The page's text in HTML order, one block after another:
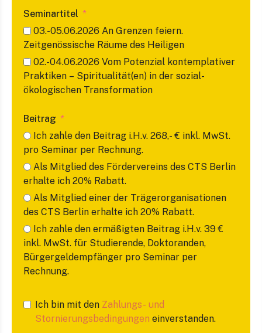
Seminartitel
03.-05.06.2026 An Grenzen feiern.
Zeitgenössische Räume des Heiligen
02.-04.06.2026 Vom Potenzial kontemplativer
Praktiken – Spiritualität(en) in der sozial-
ökologischen Transformation
Beitrag
Ich zahle den Beitrag i.H.v. 268,- € inkl. MwSt.
pro Seminar per Rechnung.
Als Mitglied des Fördervereins des CTS Berlin
erhalte ich 20% Rabatt.
Als Mitglied einer der Trägerorganisationen
des CTS Berlin erhalte ich 20% Rabatt.
Ich zahle den ermäßigten Beitrag i.H.v. 39 €
inkl. MwSt. für Studierende, Doktoranden,
Bürgergeldempfänger pro Seminar per
Rechnung.
Ich bin mit den Zahlungs- und
Stornierungsbedingungen einverstanden.